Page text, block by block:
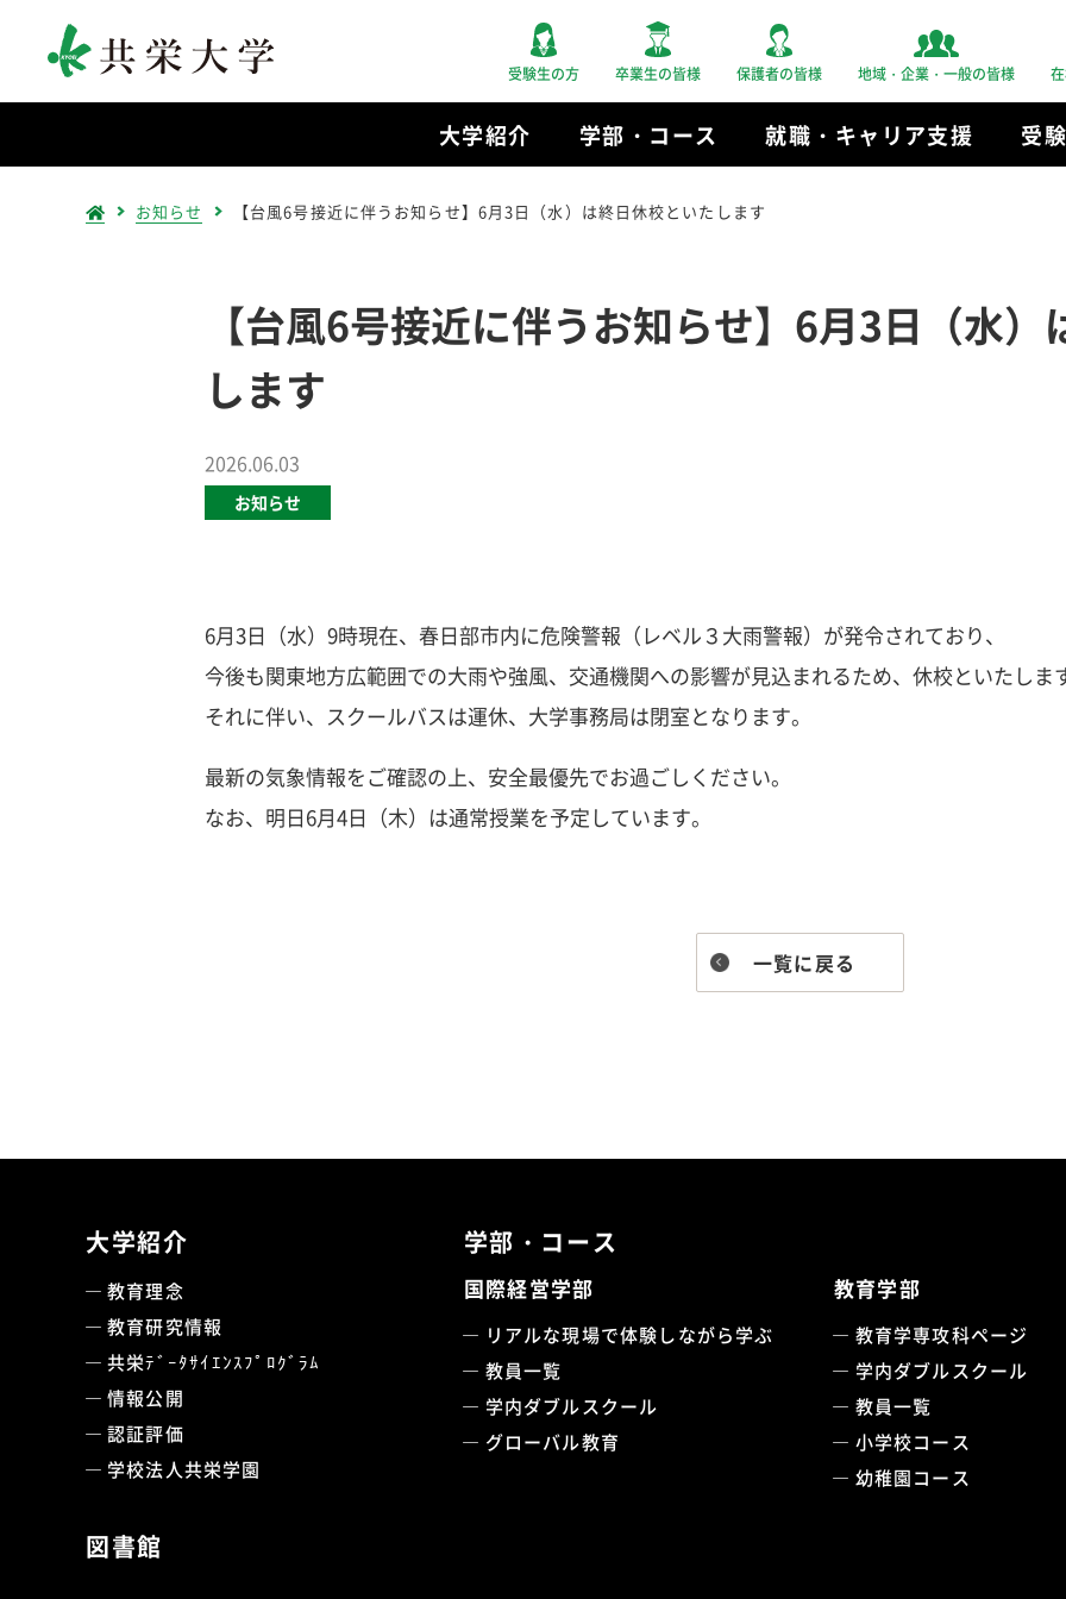
受験生の方 卒業生の皆様 保護者の皆様 地域・企業・一般の皆様
大学紹介 学部・コース 就職・キャリア支援 受
お知らせ 【台風6号接近に伴うお知らせ】6月3日（水）は終日休校といたします
【台風6号接近に伴うお知らせ】6月3日（水
します
2026.06.03
お知らせ
6月3日（水）9時現在、春日部市内に危険警報（レベル３大雨警報）が発令されており、
今後も関東地方広範囲での大雨や強風、交通機関への影響が見込まれるため、休校といたしま
それに伴い、スクールバスは運休、大学事務局は閉室となります。
最新の気象情報をご確認の上、安全最優先でお過ごしください。
なお、明日6月4日（木）は通常授業を予定しています。
一覧に戻る
大学紹介
教育理念
教育研究情報
共栄ﾃﾞｰﾀｻｲｴﾝｽﾌﾟﾛｸﾞﾗﾑ
情報公開
認証評価
学校法人共栄学園
図書館
学部・コース
国際経営学部
リアルな現場で体験しながら学ぶ
教員一覧
学内ダブルスクール
グローバル教育
教育学部
教育学専攻科ページ
学内ダブルスクール
教員一覧
小学校コース
幼稚園コース